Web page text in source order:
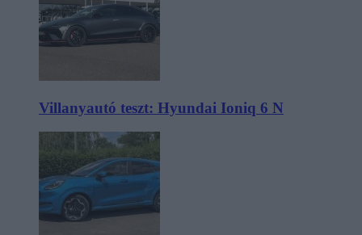
Villanyautó teszt: Hyundai Ioniq 6 N